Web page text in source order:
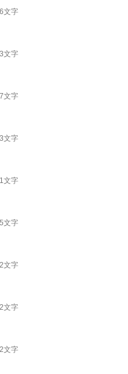
文字
文字
文字
文字
文字
文字
文字
文字
文字